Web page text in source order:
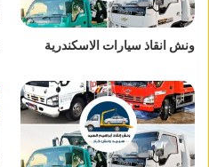
ونش انقاذ سيارات الاسكندرية